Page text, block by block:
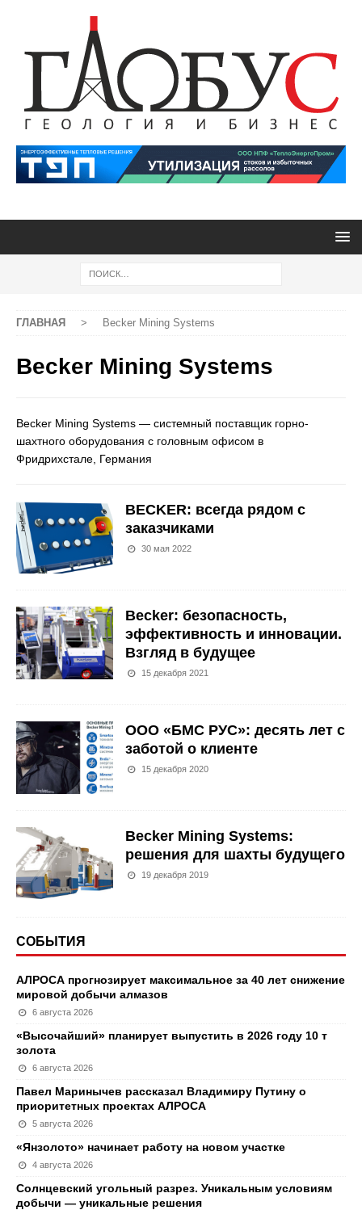
ГЛАВНАЯ > Becker Mining Systems
Becker Mining Systems
Becker Mining Systems — системный поставщик горно-
шахтного оборудования с головным офисом в
Фридрихстале, Германия
BECKER: всегда рядом с
заказчиками
30 мая 2022
Becker: безопасность,
эффективность и инновации.
Взгляд в будущее
15 декабря 2021
ООО «БМС РУС»: десять лет с
заботой о клиенте
15 декабря 2020
Becker Mining Systems:
решения для шахты будущего
19 декабря 2019
СОБЫТИЯ
АЛРОСА прогнозирует максимальное за 40 лет снижение
мировой добычи алмазов
6 августа 2026
«Высочайший» планирует выпустить в 2026 году 10 т
золота
6 августа 2026
Павел Маринычев рассказал Владимиру Путину о
приоритетных проектах АЛРОСА
5 августа 2026
«Янзолото» начинает работу на новом участке
4 августа 2026
Солнцевский угольный разрез. Уникальным условиям
добычи — уникальные решения